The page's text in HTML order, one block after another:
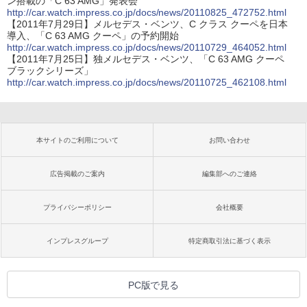
http://car.watch.impress.co.jp/docs/news/20110825_472752.html
【2011年7月29日】メルセデス・ベンツ、C クラス クーペを日本
導入、「C 63 AMG クーペ」の予約開始
http://car.watch.impress.co.jp/docs/news/20110729_464052.html
【2011年7月25日】独メルセデス・ベンツ、「C 63 AMG クーペ
ブラックシリーズ」
http://car.watch.impress.co.jp/docs/news/20110725_462108.html
本サイトのご利用について お問い合わせ
広告掲載のご案内 編集部へのご連絡
プライバシーポリシー 会社概要
インプレスグループ 特定商取引法に基づく表示
PC版で見る